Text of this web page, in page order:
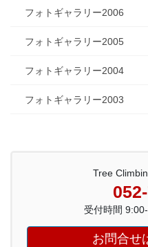
フォトギャラリー2006
フォトギャラリー2005
フォトギャラリー2004
フォトギャラリー2003
Tree
受付時間
お問合せ